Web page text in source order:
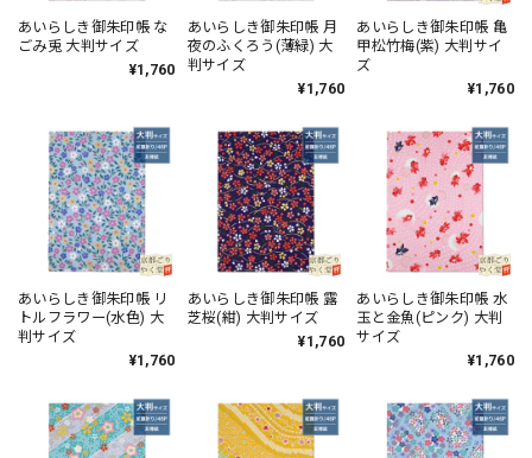
あいらしき御朱印帳 な
ごみ兎 大判サイズ
¥1,760
あいらしき御朱印帳 月
夜のふくろう(薄緑) 大
判サイズ
¥1,760
あいらしき御朱印帳 亀
甲松竹梅(紫) 大判サイ
ズ
¥1,760
あいらしき御朱印帳 リ
トルフラワー(水色) 大
判サイズ
¥1,760
あいらしき御朱印帳 露
芝桜(紺) 大判サイズ
¥1,760
あいらしき御朱印帳 水
玉と金魚(ピンク) 大判
サイズ
¥1,760